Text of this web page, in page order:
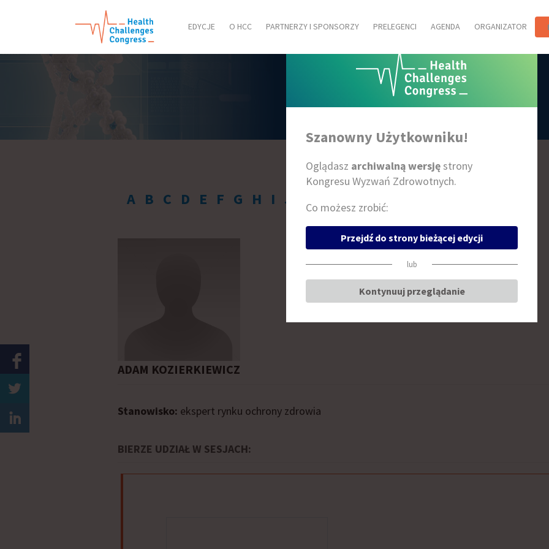
EDYCJE O HCC PARTNERZY I SPONSORZY PRELEGENCI AGENDA ORGANIZATOR
PRELEGENCI
A B C D E F G H I J Ł N
ADAM KOZIERKIEWICZ
Stanowisko: ekspert rynku ochrony zdrowia
BIERZE UDZIAŁ W SESJACH:
Szanowny Użytkowniku!
Oglądasz archiwalną wersjęstrony
Kongresu Wyzwań Zdrowotnych.
Co możesz zrobić:
Przejdź do strony bieżącej edycji
lub
Kontynuuj przeglądanie